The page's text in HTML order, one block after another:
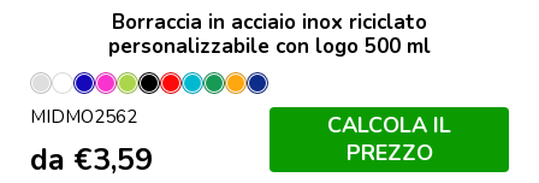
Borraccia in acciaio inox riciclato
personalizzabile con logo 500 ml
Argento
Opaco
Bianco
BluFucsia
LimeNeroRosso
Turchese
Verde
Arancio
Francese
MIDMO2562
da €3,59
CALCOLA IL
PREZZO